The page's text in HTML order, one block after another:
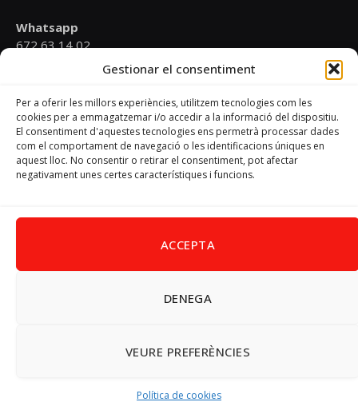
Gestionar el consentiment
Per a oferir les millors experiències, utilitzem tecnologies com les
cookies per a emmagatzemar i/o accedir a la informació del dispositiu.
El consentiment d'aquestes tecnologies ens permetrà processar dades
com el comportament de navegació o les identificacions úniques en
aquest lloc. No consentir o retirar el consentiment, pot afectar
negativament unes certes característiques i funcions.
ACCEPTA
DENEGA
VEURE PREFERÈNCIES
Política de cookies
Whatsapp
672 63 14 02
psoevinaros@gmail.com
Horari
Dilluns de 19:00 a 20:30 h
Instagram
© 2026 PSPV - Vinaròs